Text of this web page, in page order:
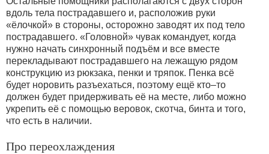
вдоль тела пострадавшего и, расположив руки
«ёлочкой» в стороны, осторожно заводят их под тело
пострадавшего. «Головной» чувак командует, когда
нужно начать синхронный подъём и все вместе
перекладывают пострадавшего на лежащую рядом
конструкцию из рюкзака, пенки и тряпок. Пенка всё
будет норовить разъехаться, поэтому ещё кто–то
должен будет придерживать её на месте, либо можно
укрепить её с помощью веровок, скотча, бинта и того,
что есть в наличии.
Про переохлаждения